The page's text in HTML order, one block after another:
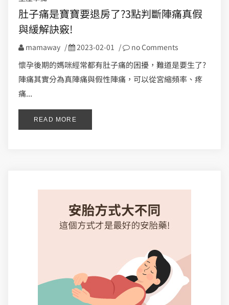
肚子痛是寶寶要退房了?3點判斷陣痛真假
與緩解訣竅!
mamaway / 2023-02-01 / no Comments
懷孕後期的媽咪經常都有肚子痛的困擾，難道是要生了?
陣痛其實分為真陣痛與假性陣痛，可以從宮縮頻率、疼
痛...
READ MORE